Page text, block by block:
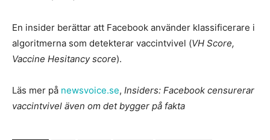
En insider berättar att Facebook använder klassificerare i
algoritmerna som detekterar vaccintvivel (VH Score,
Vaccine Hesitancy score).
Läs mer på newsvoice.se, Insiders: Facebook censurerar
vaccintvivel även om det bygger på fakta